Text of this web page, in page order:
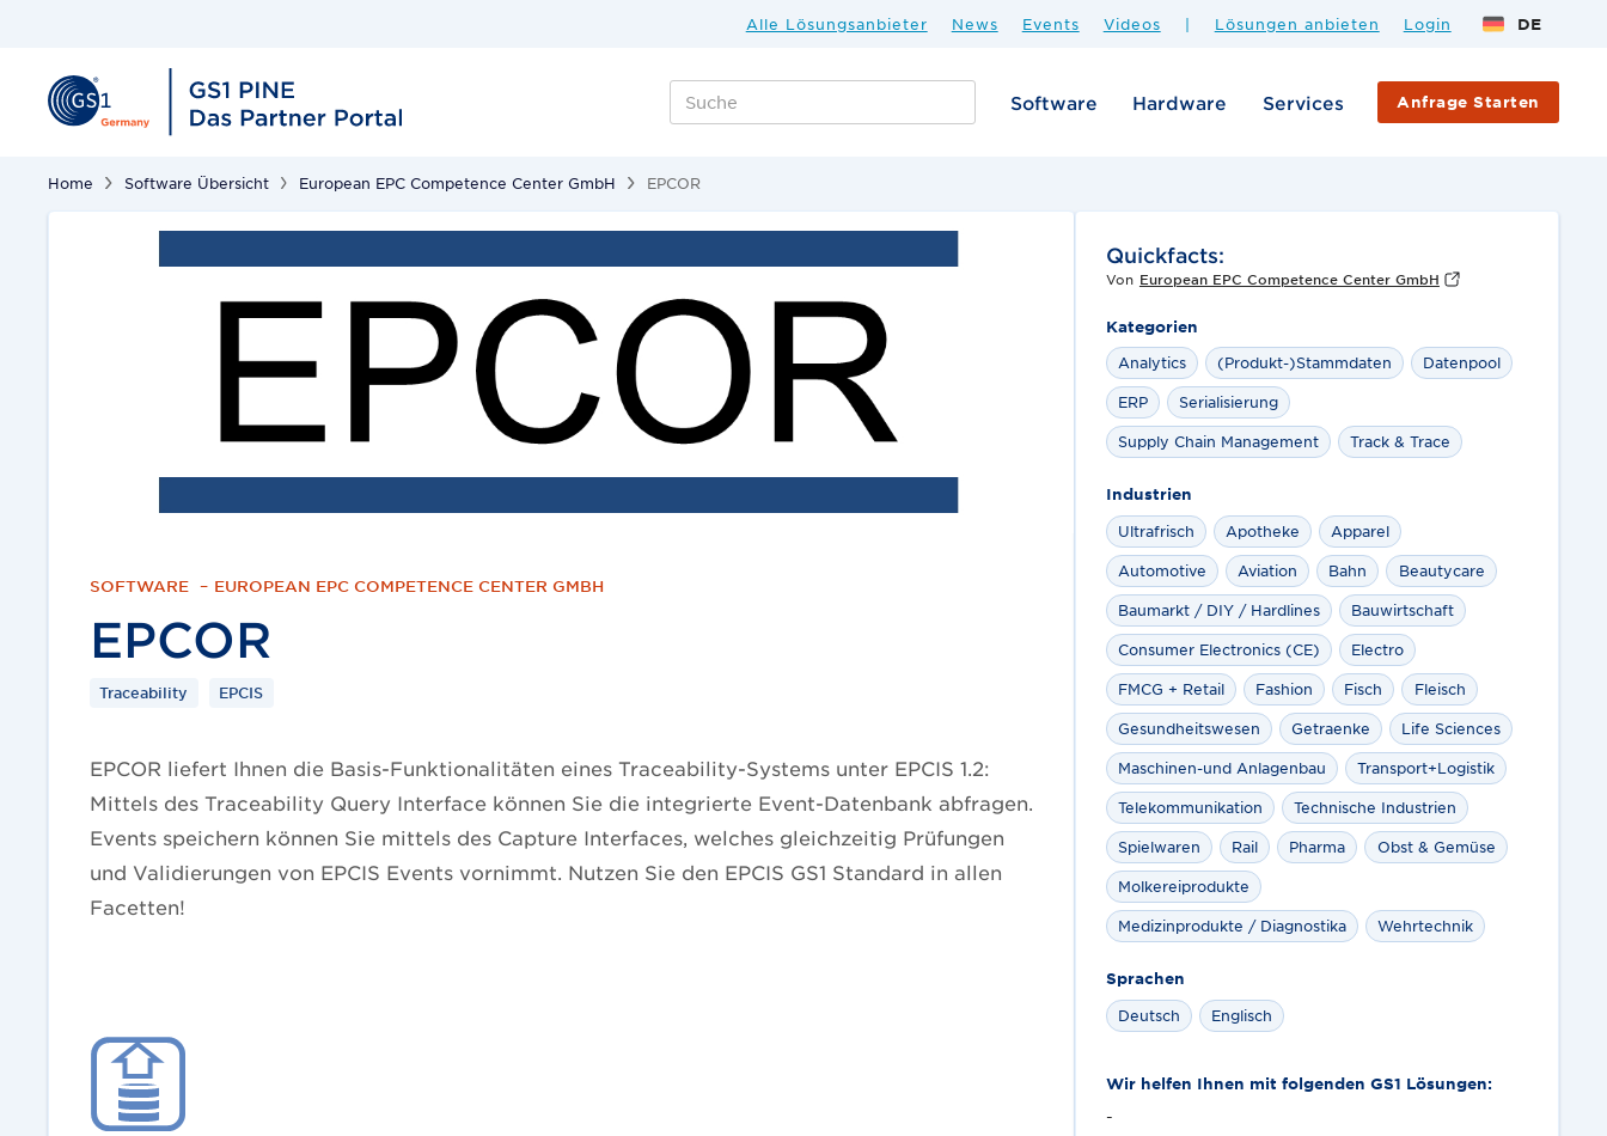
Alle Lösungsanbieter News Events Videos | Lösungen anbieten Login DE
Software Hardware Services Anfrage Starten
Home Software Übersicht European EPC Competence Center GmbH EPCOR
SOFTWARE – EUROPEAN EPC COMPETENCE CENTER GMBH
EPCOR
Traceability EPCIS
EPCOR liefert Ihnen die Basis-Funktionalitäten eines Traceability-Systems unter EPCIS 1.2:
Mittels des Traceability Query Interface können Sie die integrierte Event-Datenbank abfragen.
Events speichern können Sie mittels des Capture Interfaces, welches gleichzeitig Prüfungen
und Validierungen von EPCIS Events vornimmt. Nutzen Sie den EPCIS GS1 Standard in allen
Facetten!
Quickfacts:
Von European EPC Competence Center GmbH
Kategorien
Analytics
(Produkt-)Stammdaten Datenpool
ERP Serialisierung
Supply Chain Management Track & Trace
Industrien
Ultrafrisch
Apotheke Apparel
Automotive Aviation Bahn Beautycare
Baumarkt / DIY / Hardlines Bauwirtschaft
Consumer Electronics (CE) Electro
FMCG + Retail Fashion Fisch Fleisch
Gesundheitswesen Getraenke Life Sciences
Maschinen-und Anlagenbau Transport+Logistik
Telekommunikation Technische Industrien
Spielwaren Rail Pharma Obst & Gemüse
Molkereiprodukte
Medizinprodukte / Diagnostika Wehrtechnik
Sprachen
Deutsch
Englisch
Wir helfen Ihnen mit folgenden GS1 Lösungen:
-